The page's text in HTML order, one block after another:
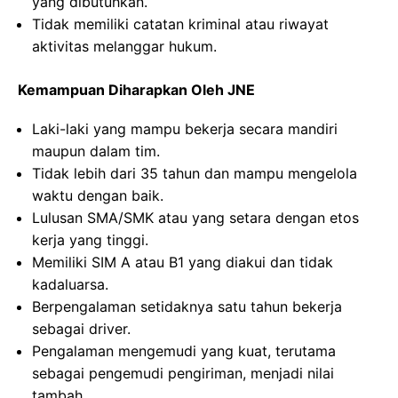
Tidak memiliki catatan kriminal atau riwayat
aktivitas melanggar hukum.
Kemampuan Diharapkan Oleh JNE
Laki-laki yang mampu bekerja secara mandiri
maupun dalam tim.
Tidak lebih dari 35 tahun dan mampu mengelola
waktu dengan baik.
Lulusan SMA/SMK atau yang setara dengan etos
kerja yang tinggi.
Memiliki SIM A atau B1 yang diakui dan tidak
kadaluarsa.
Berpengalaman setidaknya satu tahun bekerja
sebagai driver.
Pengalaman mengemudi yang kuat, terutama
sebagai pengemudi pengiriman, menjadi nilai